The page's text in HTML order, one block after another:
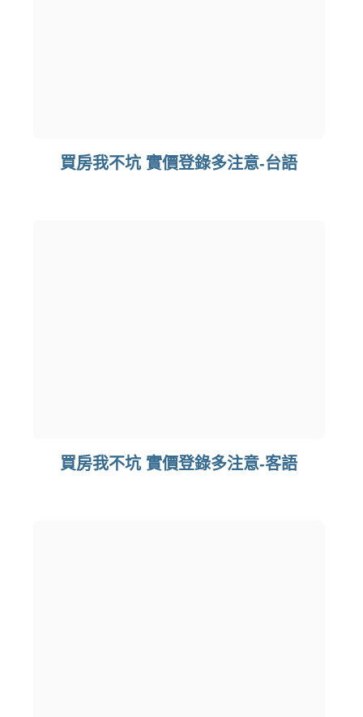
買房我不坑 實價登錄多注意-台語
買房我不坑 實價登錄多注意-客語